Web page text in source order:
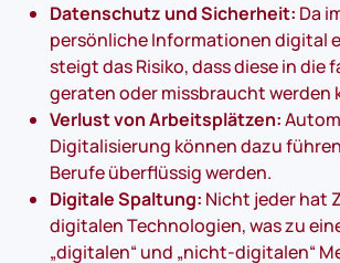
Datenschutz und Sicherheit: Da
persönliche Informationen digital
steigt das Risiko, dass diese in die
geraten oder missbraucht werden
Verlust von Arbeitsplätzen:
Digitalisierung können dazu
Berufe überflüssig werden.
Digitale Spaltung: Nicht jeder hat
digitalen Technologien, was zu
„digitalen“ und „nicht-digitalen“